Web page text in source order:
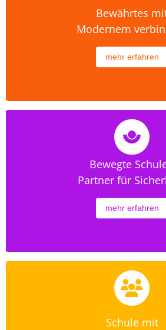
Bewährtes
Modernem
mehr erfahren
Bewegte
Partner für
mehr erfahren
Schule mit